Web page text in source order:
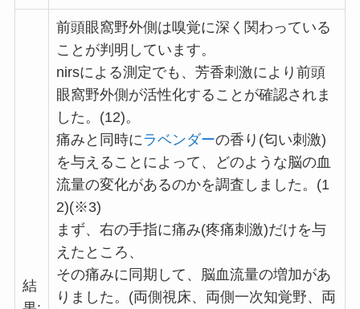
結
前頭眼窩野外側は嗅覚に深く関わっている
ことが判明しています。
nirsによる測定でも、芳香刺激により前頭
眼窩野外側が活性化することが確認されま
した。(12)。
痛みと同時に ラベンダーの香り(匂い刺激)
を与えることによって、どのような脳の血
流量の変化があるのかを調査しました。(1
2)(※3)
まず、右の手指に痛み(疼痛刺激)だけを与
えたところ、
その痛みに同期して、脳血流量の増加があ
りました。(両側視床、両側一次知覚野、両